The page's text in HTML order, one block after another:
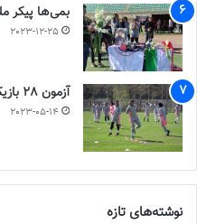
بمی‌ها پیکر
2023-12-25
آزمون 28 بازیکن را به اردو فرا خواند
2023-05-14
نوشته‌های تازه